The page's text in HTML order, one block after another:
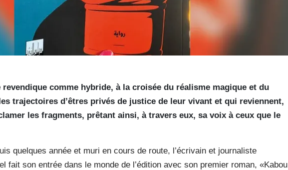
comme hybride, à la croisée du réalisme magique et du
trajectoires d’êtres privés de justice de leur vivant et qui reviennent,
les fragments, prêtant ainsi, à travers eux, sa voix à ceux que le
quelques année et muri en cours de route, l’écrivain et journaliste
fait son entrée dans le monde de l’édition avec son premier roman, «Kabou